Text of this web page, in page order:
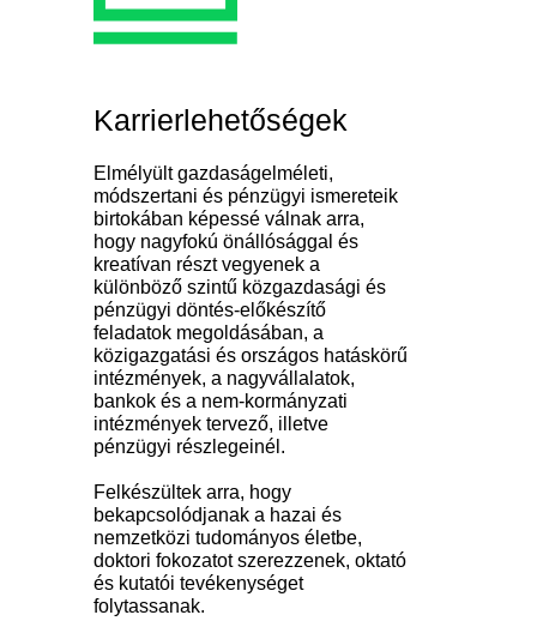
Karrierlehetőségek
Elmélyült gazdaságelméleti,
módszertani és pénzügyi ismereteik
birtokában képessé válnak arra,
hogy nagyfokú önállósággal és
kreatívan részt vegyenek a
különböző szintű közgazdasági és
pénzügyi döntés-előkészítő
feladatok megoldásában, a
közigazgatási és országos hatáskörű
intézmények, a nagyvállalatok,
bankok és a nem-kormányzati
intézmények tervező, illetve
pénzügyi részlegeinél.
Felkészültek arra, hogy
bekapcsolódjanak a hazai és
nemzetközi tudományos életbe,
doktori fokozatot szerezzenek, oktató
és kutatói tevékenységet
folytassanak.